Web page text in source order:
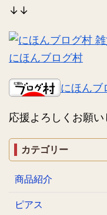
↓↓
にほんブログ村
にほんブ
応援よろしくお願い
カテゴリー
商品紹介
ピアス